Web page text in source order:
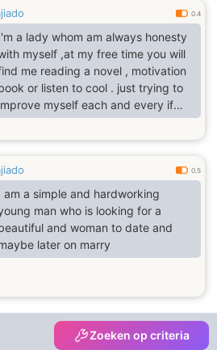
0.4
a lady whom am always honesty
myself ,at my free time you will
me reading a novel , motivation
or listen to cool . just trying to
myself each and every if
it's making baby steps I really
on myself .
0.5
am a simple and hardworking
man who is looking for a
and woman to date and
later on marry
Zoeken op criteria